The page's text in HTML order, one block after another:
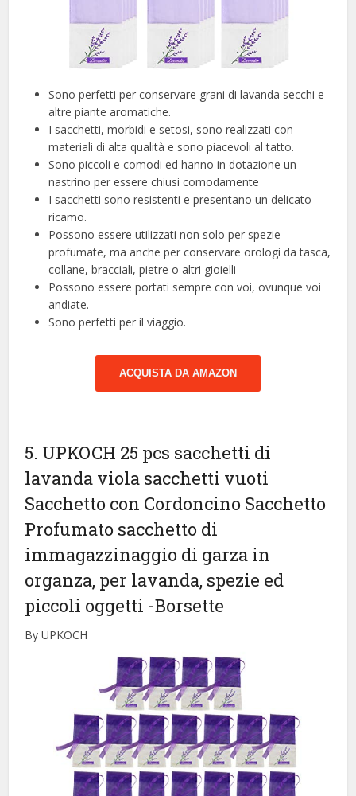
Sono perfetti per conservare grani di lavanda secchi e
altre piante aromatiche.
I sacchetti, morbidi e setosi, sono realizzati con
materiali di alta qualità e sono piacevoli al tatto.
Sono piccoli e comodi ed hanno in dotazione un
nastrino per essere chiusi comodamente
I sacchetti sono resistenti e presentano un delicato
ricamo.
Possono essere utilizzati non solo per spezie
profumate, ma anche per conservare orologi da tasca,
collane, bracciali, pietre o altri gioielli
Possono essere portati sempre con voi, ovunque voi
andiate.
Sono perfetti per il viaggio.
ACQUISTA DA AMAZON
5. UPKOCH 25 pcs sacchetti di
lavanda viola sacchetti vuoti
Sacchetto con Cordoncino Sacchetto
Profumato sacchetto di
immagazzinaggio di garza in
organza, per lavanda, spezie ed
piccoli oggetti -Borsette
By UPKOCH